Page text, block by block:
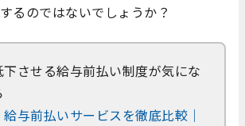
るのではないでしょうか？
させる給与前払い制度が気にな
給与前払いサービスを徹底比較｜